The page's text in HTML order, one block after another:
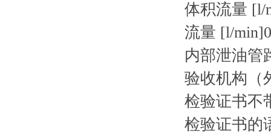
体积流量 [l/
流量 [l/min]0
内部泄油管
验收机构（
检验证书不
检验证书的